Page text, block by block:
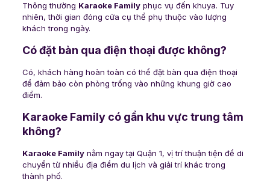
Thông thường Karaoke Familyphục vụ đến khuya. Tuy
nhiên, thời gian đóng cửa cụ thể phụ thuộc vào lượng
khách trong ngày.
Có đặt bàn qua điện thoại được không?
Có, khách hàng hoàn toàn có thể đặt bàn qua điện thoại
để đảm bảo còn phòng trống vào những khung giờ cao
điểm.
Karaoke Family có gần khu vực trung tâm
không?
Karaoke Familynằm ngay tại Quận 1, vị trí thuận tiện để di
chuyển từ nhiều địa điểm du lịch và giải trí khác trong
thành phố.